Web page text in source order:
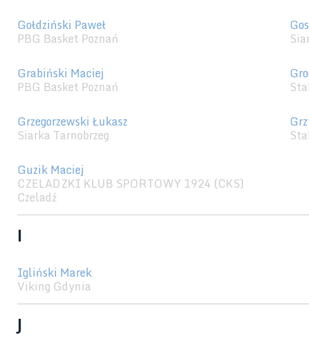
Gołdziński Paweł
PBG Basket Poznań
Grabiński Maciej
PBG Basket Poznań
Grzegorzewski Łukasz
Siarka Tarnobrzeg
Guzik Maciej
CZELADZKI KLUB SPORTOWY 1924 (CKS)
Czeladź
I
Igliński Marek
Viking Gdynia
J